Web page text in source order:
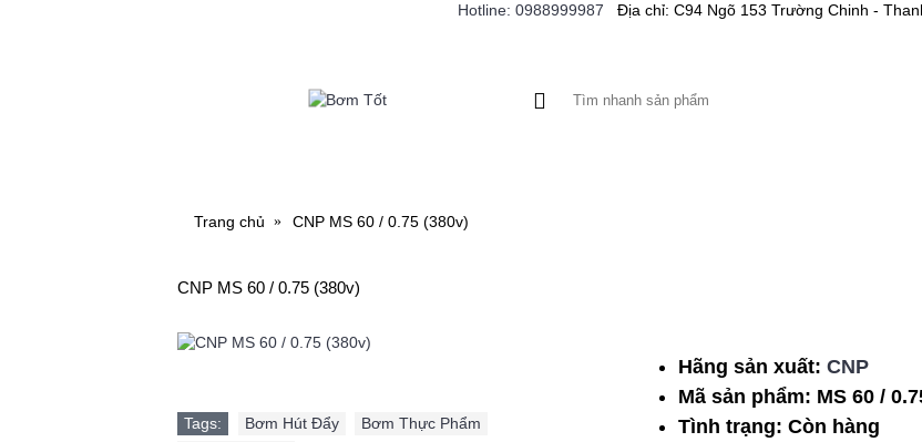
Hotline: 0988999987 Địa chỉ: C94 Ngõ 153 Trường Chinh -
Trang chủ CNP MS 60 / 0.75 (380v)
CNP MS 60 / 0.75 (380v)
Tags: Bơm Hút Đẩy Bơm Thực Phẩm
Hãng sản xuất: CNP
Mã sản phẩm: MS 60 /
Tình trạng: Còn hàng